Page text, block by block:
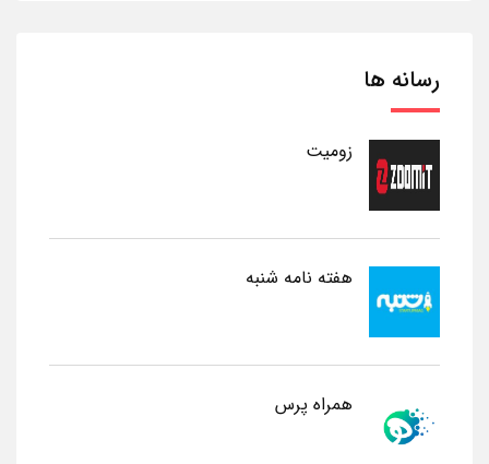
رسانه ها
زومیت
هفته نامه شنبه
همراه پرس